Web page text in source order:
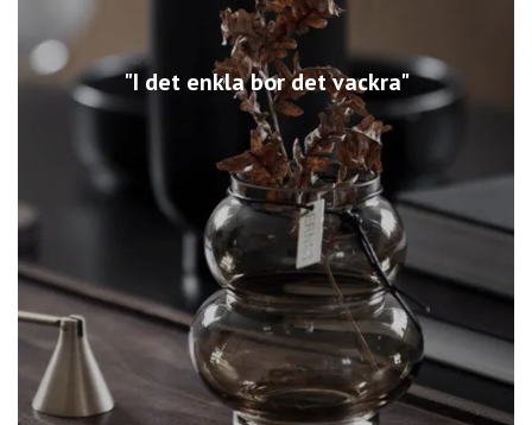
"I det enkla bor det vackra"